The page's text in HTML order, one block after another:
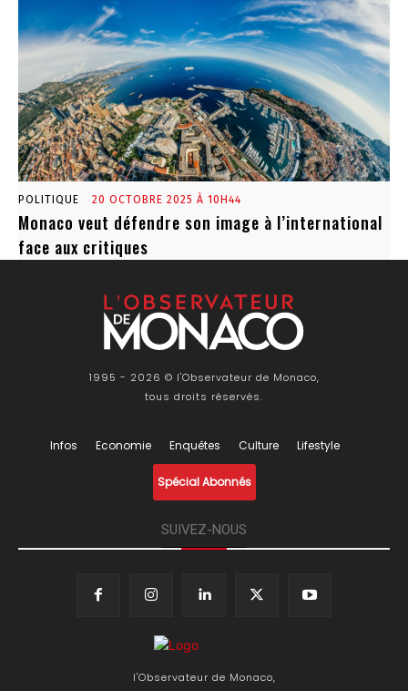
POLITIQUE 20 OCTOBRE 2025 À 10H44
Monaco veut défendre son image à l’international
face aux critiques
1995 - 2026 © l'Observateur de Monaco,
tous droits réservés.
Infos Economie Enquêtes Culture Lifestyle
Spécial Abonnés
SUIVEZ-NOUS
l'Observateur de Monaco,